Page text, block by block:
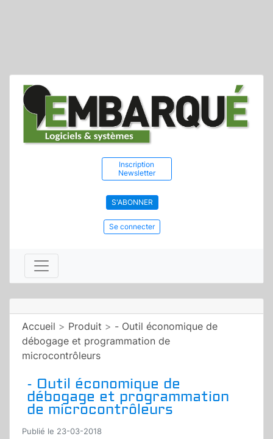
Inscription
Newsletter
S'ABONNER
Se connecter
Accueil > Produit > - Outil économique de
débogage et programmation de
microcontrôleurs
- Outil économique de
débogage et programmation
de microcontrôleurs
Publié le 23-03-2018